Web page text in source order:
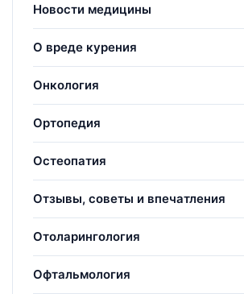
Новости медицины
О вреде курения
Онкология
Ортопедия
Остеопатия
Отзывы, советы и впечатления
Отоларингология
Офтальмология